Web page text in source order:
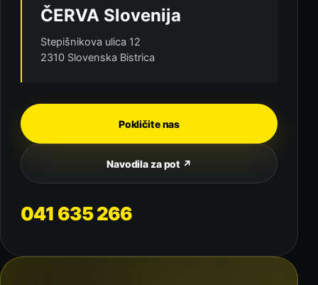
ČERVA Slovenija
Stepišnikova ulica 12
2310 Slovenska Bistrica
Pokličite nas
Navodila za pot ↗
041 635 266